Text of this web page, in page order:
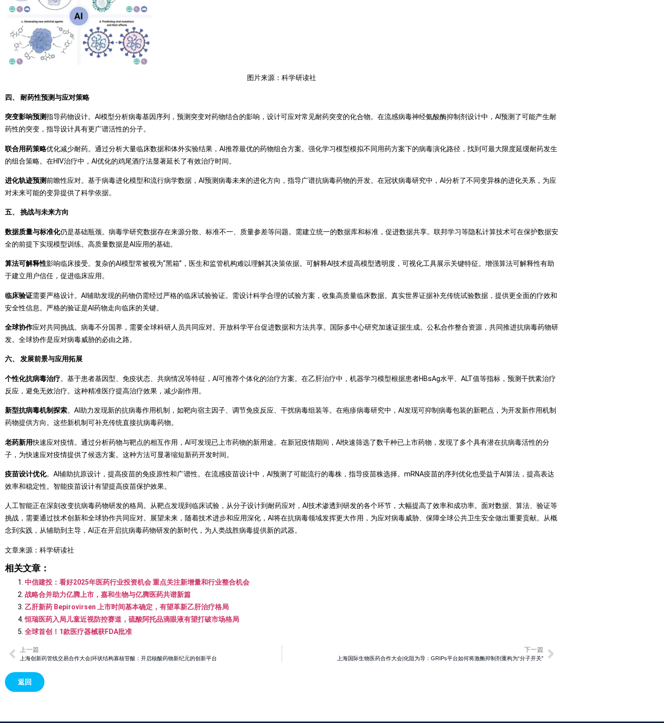
图片来源：科学研读社
四、 耐药性预测与应对策略
突变影响预测指导药物设计。AI模型分析病毒基因序列，预测突变对药物结合的影响，设计可应对常见耐药突变的化合物。在流感病毒神经氨酸酶抑制剂设计中，AI预测了可能产生耐
药性的突变，指导设计具有更广谱活性的分子。
联合用药策略优化减少耐药。通过分析大量临床数据和体外实验结果，AI推荐最优的药物组合方案。强化学习模型模拟不同用药方案下的病毒演化路径，找到可最大限度延缓耐药发生
的组合策略。在HIV治疗中，AI优化的鸡尾酒疗法显著延长了有效治疗时间。
进化轨迹预测前瞻性应对。基于病毒进化模型和流行病学数据，AI预测病毒未来的进化方向，指导广谱抗病毒药物的开发。在冠状病毒研究中，AI分析了不同变异株的进化关系，为应
对未来可能的变异提供了科学依据。
五、 挑战与未来方向
数据质量与标准化仍是基础瓶颈。病毒学研究数据存在来源分散、标准不一、质量参差等问题。需建立统一的数据库和标准，促进数据共享。联邦学习等隐私计算技术可在保护数据安
全的前提下实现模型训练。高质量数据是AI应用的基础。
算法可解释性影响临床接受。复杂的AI模型常被视为“黑箱”，医生和监管机构难以理解其决策依据。可解释AI技术提高模型透明度，可视化工具展示关键特征。增强算法可解释性有助
于建立用户信任，促进临床应用。
临床验证需要严格设计。AI辅助发现的药物仍需经过严格的临床试验验证。需设计科学合理的试验方案，收集高质量临床数据。真实世界证据补充传统试验数据，提供更全面的疗效和
安全性信息。严格的验证是AI药物走向临床的关键。
全球协作应对共同挑战。病毒不分国界，需要全球科研人员共同应对。开放科学平台促进数据和方法共享。国际多中心研究加速证据生成。公私合作整合资源，共同推进抗病毒药物研
发。全球协作是应对病毒威胁的必由之路。
六、 发展前景与应用拓展
个性化抗病毒治疗。基于患者基因型、免疫状态、共病情况等特征，AI可推荐个体化的治疗方案。在乙肝治疗中，机器学习模型根据患者HBsAg水平、ALT值等指标，预测干扰素治疗
反应，避免无效治疗。这种精准医疗提高治疗效果，减少副作用。
新型抗病毒机制探索。AI助力发现新的抗病毒作用机制，如靶向宿主因子、调节免疫反应、干扰病毒组装等。在疱疹病毒研究中，AI发现可抑制病毒包装的新靶点，为开发新作用机制
药物提供方向。这些新机制可补充传统直接抗病毒药物。
老药新用快速应对疫情。通过分析药物与靶点的相互作用，AI可发现已上市药物的新用途。在新冠疫情期间，AI快速筛选了数千种已上市药物，发现了多个具有潜在抗病毒活性的分
子，为快速应对疫情提供了候选方案。这种方法可显著缩短新药开发时间。
疫苗设计优化。AI辅助抗原设计，提高疫苗的免疫原性和广谱性。在流感疫苗设计中，AI预测了可能流行的毒株，指导疫苗株选择。mRNA疫苗的序列优化也受益于AI算法，提高表达
效率和稳定性。智能疫苗设计有望提高疫苗保护效果。
人工智能正在深刻改变抗病毒药物研发的格局。从靶点发现到临床试验，从分子设计到耐药应对，AI技术渗透到研发的各个环节，大幅提高了效率和成功率。面对数据、算法、验证等
挑战，需要通过技术创新和全球协作共同应对。展望未来，随着技术进步和应用深化，AI将在抗病毒领域发挥更大作用，为应对病毒威胁、保障全球公共卫生安全做出重要贡献。从概
念到实践，从辅助到主导，AI正在开启抗病毒药物研发的新时代，为人类战胜病毒提供新的武器。
文章来源：科学研读社
相关文章：
中信建投：看好2025年医药行业投资机会 重点关注新增量和行业整合机会
战略合并助力亿腾上市，嘉和生物与亿腾医药共谱新篇
乙肝新药 Bepirovirsen 上市时间基本确定，有望革新乙肝治疗格局
恒瑞医药入局儿童近视防控赛道，硫酸阿托品滴眼液有望打破市场格局
全球首创！1款医疗器械获FDA批准
上一篇
上海创新药管线交易合作大会|环状结构寡核苷酸：开启核酸药物新纪元的创新平台
下一篇
上海国际生物医药合作大会|化阻为导：GRIPs平台如何将激酶抑制剂重构为“分子开关”
返回